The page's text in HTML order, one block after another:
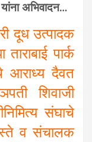
अभिवादन…
दूध उत्पादक
पार्क
आराध्य दैवत
शिवाजी
संघाचे
व संचालक